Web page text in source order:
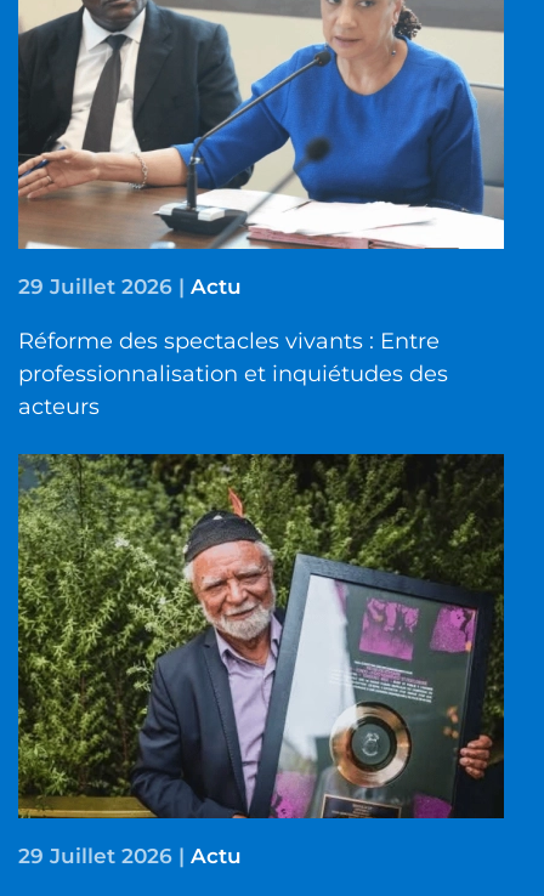
29 Juillet 2026 | Actu
Réforme des spectacles vivants : Entre
professionnalisation et inquiétudes des
acteurs
29 Juillet 2026 | Actu